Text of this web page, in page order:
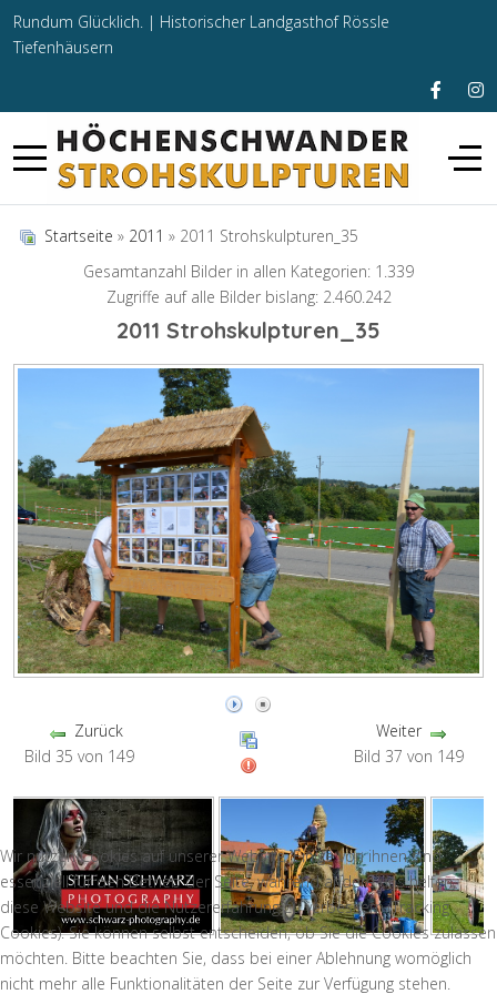
Rundum Glücklich. | Historischer Landgasthof Rössle
Tiefenhäusern
Startseite » 2011 » 2011 Strohskulpturen_35
Gesamtanzahl Bilder in allen Kategorien: 1.339
Zugriffe auf alle Bilder bislang: 2.460.242
2011 Strohskulpturen_35
Zurück
Bild 35 von 149
Weiter
Bild 37 von 149
Wir nutzen Cookies auf unserer Website. Einige von ihnen sind
essenziell für den Betrieb der Seite, während andere uns helfen,
diese Website und die Nutzererfahrung zu verbessern (Tracking
Cookies). Sie können selbst entscheiden, ob Sie die Cookies zulassen
möchten. Bitte beachten Sie, dass bei einer Ablehnung womöglich
nicht mehr alle Funktionalitäten der Seite zur Verfügung stehen.